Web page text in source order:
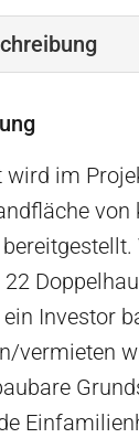
wird im
von
ein Investor
vermieten